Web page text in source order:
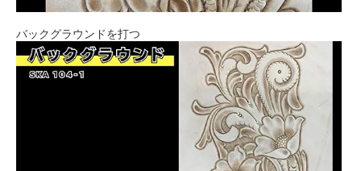
バックグラウンドを打つ